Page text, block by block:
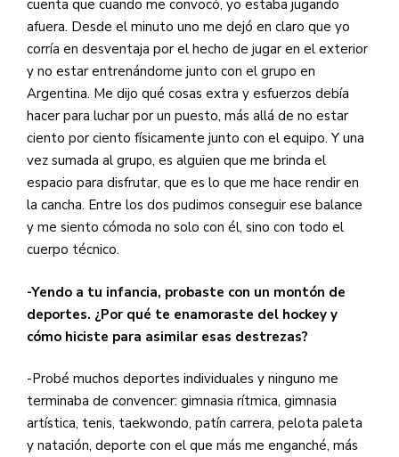
cuenta que cuando me convocó, yo estaba jugando
afuera. Desde el minuto uno me dejó en claro que yo
corría en desventaja por el hecho de jugar en el exterior
y no estar entrenándome junto con el grupo en
Argentina. Me dijo qué cosas extra y esfuerzos debía
hacer para luchar por un puesto, más allá de no estar
ciento por ciento físicamente junto con el equipo. Y una
vez sumada al grupo, es alguien que me brinda el
espacio para disfrutar, que es lo que me hace rendir en
la cancha. Entre los dos pudimos conseguir ese balance
y me siento cómoda no solo con él, sino con todo el
cuerpo técnico.
-Yendo a tu infancia, probaste con un montón de
deportes. ¿Por qué te enamoraste del hockey y
cómo hiciste para asimilar esas destrezas?
-Probé muchos deportes individuales y ninguno me
terminaba de convencer: gimnasia rítmica, gimnasia
artística, tenis, taekwondo, patín carrera, pelota paleta
y natación, deporte con el que más me enganché, más